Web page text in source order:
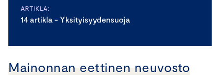
ARTIKLA:
14 artikla - Yksityisyydensuoja
Mainonnan eettinen neuvosto